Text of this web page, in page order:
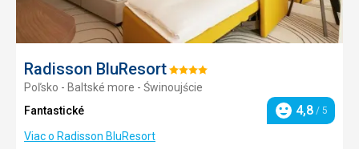
Radisson BluResortHodnotenie:
4/5
Poľsko - Baltské more - Świnoujście
Fantastické
Hodnotenie
4,8 / 5
Viac o Radisson BluResort